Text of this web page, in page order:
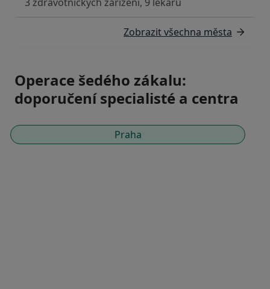
Zobrazit všechna města
Operace šedého zákalu:
doporučení specialisté a centra
Praha